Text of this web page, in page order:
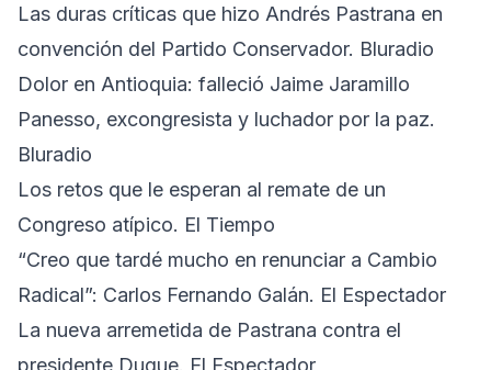
Las duras críticas que hizo Andrés Pastrana en
convención del Partido Conservador. Bluradio
Dolor en Antioquia: falleció Jaime Jaramillo
Panesso, excongresista y luchador por la paz.
Bluradio
Los retos que le esperan al remate de un
Congreso atípico. El Tiempo
“Creo que tardé mucho en renunciar a Cambio
Radical”: Carlos Fernando Galán. El Espectador
La nueva arremetida de Pastrana contra el
presidente Duque. El Espectador